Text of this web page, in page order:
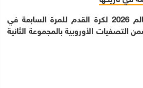
الوقائع الإخباري:حسم المنتخب الكرواتي تأهله إلى نهائيات كأس العالم 2026 لكرة القدم للمرة السابعة في
الأوروبية بالمجموعة الثانية